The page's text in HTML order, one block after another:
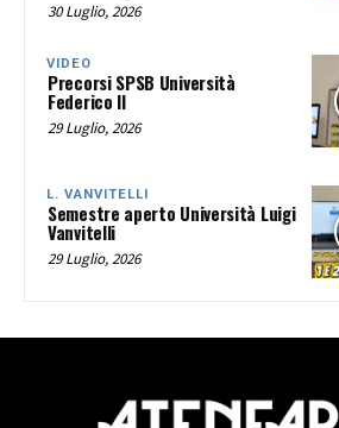
30 Luglio, 2026
VIDEO
Precorsi SPSB Università
Federico II
29 Luglio, 2026
L. VANVITELLI
Semestre aperto Università Luigi
Vanvitelli
29 Luglio, 2026